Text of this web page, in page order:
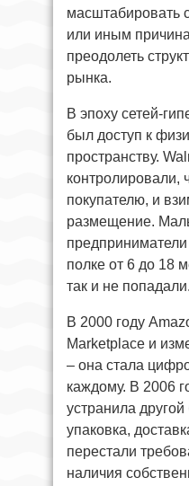
масштабировать
или иным
преодолеть
рынка.
В эпоху сетей-
был доступ к
пространству.
контролировали,
покупателю, и
размещение.
полке от 6 до 18
так и не попадали.
В 2000 году
Marketplace и
– она стала
каждому. В 2006
устранила
упаковка,
перестали
наличия